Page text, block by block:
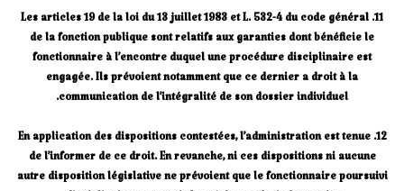
11. Les articles 19 de la loi du 13 juillet 1983 et L. 532-4 du code général
de la fonction publique sont relatifs aux garanties dont bénéficie le
fonctionnaire à l’encontre duquel une procédure disciplinaire est
engagée. Ils prévoient notamment que ce dernier a droit à la
communication de l’intégralité de son dossier individuel.
12. En application des dispositions contestées, l’administration est tenue
de l’informer de ce droit. En revanche, ni ces dispositions ni aucune
autre disposition législative ne prévoient que le fonctionnaire poursuivi